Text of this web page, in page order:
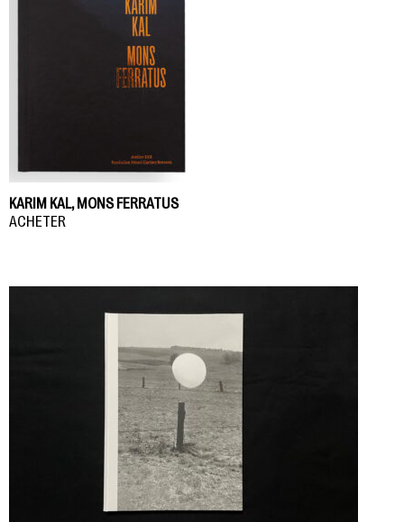
KARIM KAL, MONS FERRATUS
ACHETER